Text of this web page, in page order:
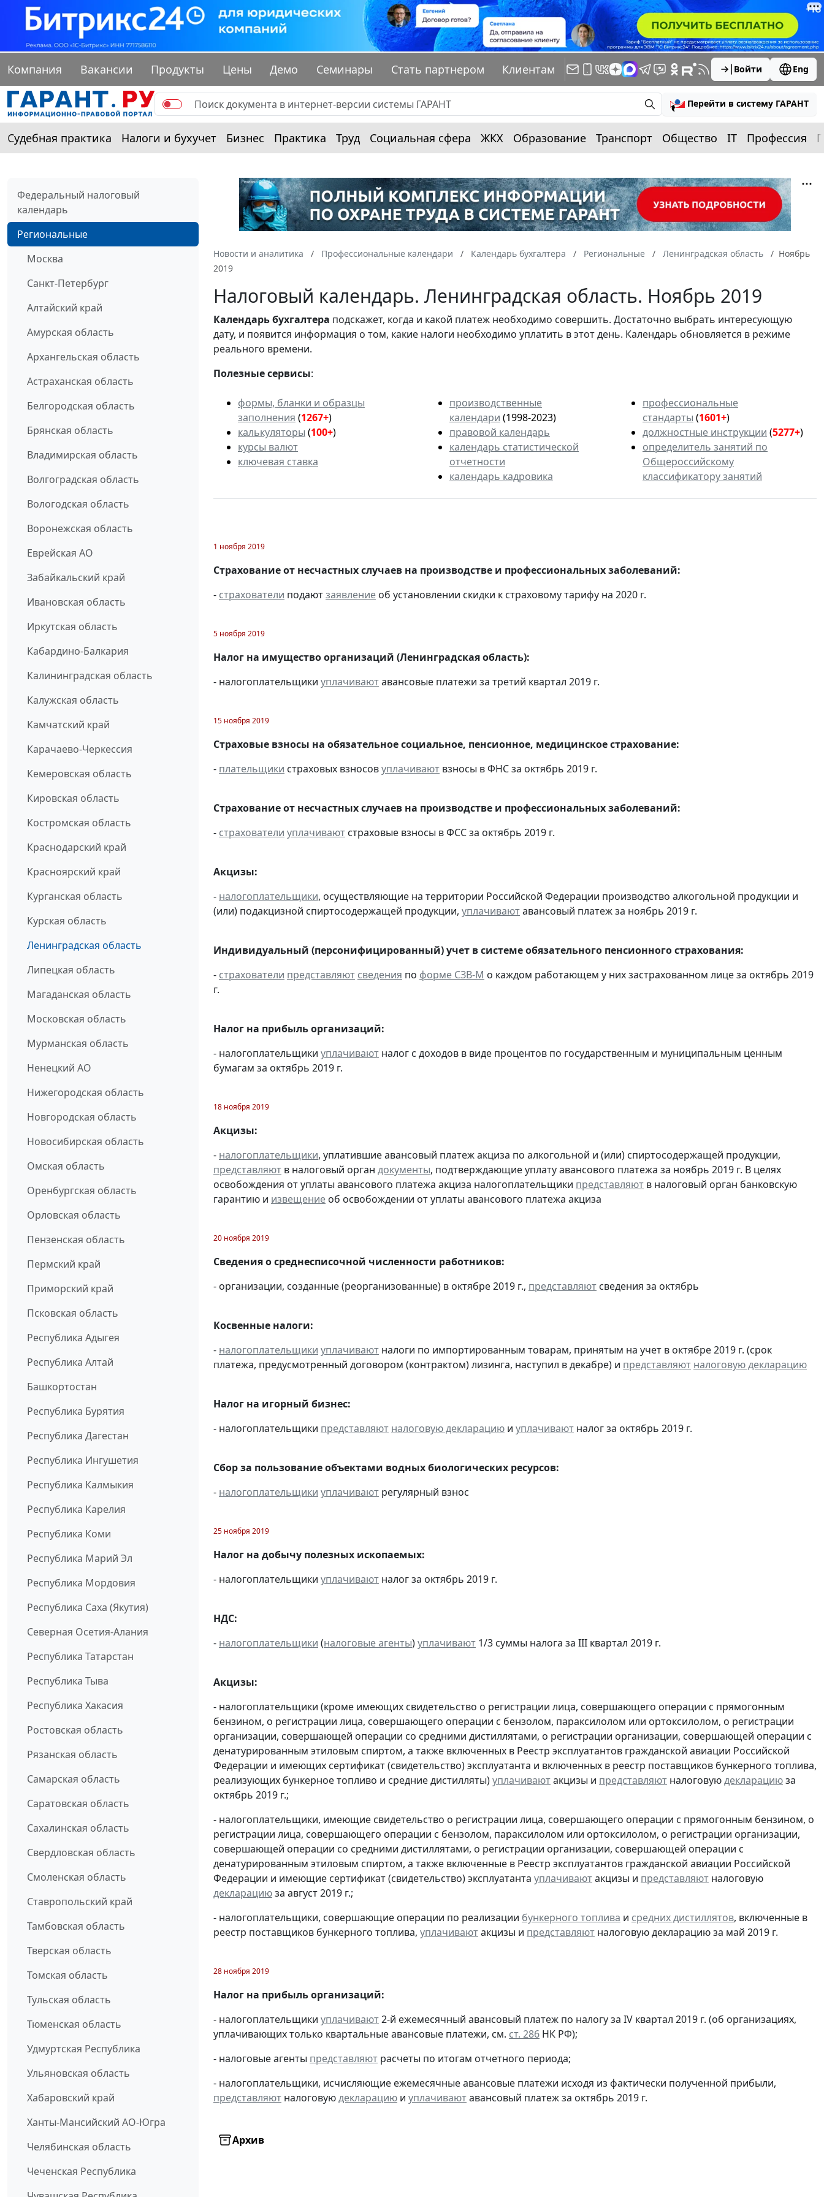
Компания Вакансии Продукты Цены Демо Семинары Стать партнером Клиентам Войти Eng
Перейти в систему ГАРАНТ
Судебная практика Налоги и бухучет Бизнес Практика Труд Социальная сфера ЖКХ Образование Транспорт Общество IT Профессия
Федеральный налоговый
календарь
Региональные
Москва
Санкт-Петербург
Алтайский край
Амурская область
Архангельская область
Астраханская область
Белгородская область
Брянская область
Владимирская область
Волгоградская область
Вологодская область
Воронежская область
Еврейская АО
Забайкальский край
Ивановская область
Иркутская область
Кабардино-Балкария
Калининградская область
Калужская область
Камчатский край
Карачаево-Черкессия
Кемеровская область
Кировская область
Костромская область
Краснодарский край
Красноярский край
Курганская область
Курская область
Ленинградская область
Липецкая область
Магаданская область
Московская область
Мурманская область
Ненецкий АО
Нижегородская область
Новгородская область
Новосибирская область
Омская область
Оренбургская область
Орловская область
Пензенская область
Пермский край
Приморский край
Псковская область
Республика Адыгея
Республика Алтай
Башкортостан
Республика Бурятия
Республика Дагестан
Республика Ингушетия
Республика Калмыкия
Республика Карелия
Республика Коми
Республика Марий Эл
Республика Мордовия
Республика Саха (Якутия)
Северная Осетия-Алания
Республика Татарстан
Республика Тыва
Республика Хакасия
Ростовская область
Рязанская область
Самарская область
Саратовская область
Сахалинская область
Свердловская область
Смоленская область
Ставропольский край
Тамбовская область
Тверская область
Томская область
Тульская область
Тюменская область
Удмуртская Республика
Ульяновская область
Хабаровский край
Ханты-Мансийский АО-Югра
Челябинская область
Чеченская Республика
Новости и аналитика Профессиональные календари Календарь бухгалтера Региональные Ленинградская область
Ноябрь
2019
Налоговый календарь. Ленинградская область. Ноябрь 2019
Календарьбухгалтера подскажет, когда и какой платеж необходимо совершить. Достаточно выбрать интересующую
дату, и появится информация о том, какие налоги необходимо уплатить в этот день. Календарь обновляется в режиме
реального времени.
Полезные сервисы:
формы, бланки и образцы
заполнения (1267+)
калькуляторы (100+)
курсы валют
ключевая ставка
производственные
календари (1998-2023)
правовой календарь
календарь статистической
отчетности
календарь кадровика
профессиональные
стандарты (1601+)
должностные инструкции (5277+)
определитель занятий по
Общероссийскому
классификатору занятий
1 ноября 2019
Страхование от несчастных случаев на производстве и профессиональных заболеваний:
- страхователи подаютзаявление об установлении скидки к страховому тарифу на 2020 г.
5 ноября 2019
Налог на имущество организаций (Ленинградская область):
- налогоплательщики уплачиваютавансовые платежи за третий квартал 2019 г.
15 ноября 2019
Страховые взносы на обязательное социальное, пенсионное, медицинское страхование:
- плательщики страховых взносовуплачивают взносы в ФНС за октябрь 2019 г.
Страхование от несчастных случаев на производстве и профессиональных заболеваний:
- страхователи уплачивают страховые взносы в ФСС за октябрь 2019 г.
Акцизы:
- налогоплательщики, осуществляющие на территории Российской Федерации производство алкогольной продукции и
(или) подакцизной спиртосодержащей продукции, уплачиваютавансовый платеж за ноябрь 2019 г.
Индивидуальный (персонифицированный) учет в системе обязательного пенсионного страхования:
- страхователи представляют сведения по форме СЗВ-М о каждом работающем у них застрахованном лице за октябрь 2019
г.
Налог на прибыль организаций:
- налогоплательщики уплачивают налог с доходов в виде процентов по государственным и муниципальным ценным
бумагам за октябрь 2019 г.
18 ноября 2019
Акцизы:
- налогоплательщики, уплатившие авансовый платеж акциза по алкогольной и (или) спиртосодержащей продукции,
представляют в налоговый орган документы, подтверждающие уплату авансового платежа за ноябрь 2019 г. В целях
освобождения от уплаты авансового платежа акциза налогоплательщики представляют в налоговый орган банковскую
гарантию и извещение об освобождении от уплаты авансового платежа акциза
20 ноября 2019
Сведения о среднесписочной численности работников:
- организации, созданные (реорганизованные) в октябре 2019 г., представляют сведения за октябрь
Косвенные налоги:
- налогоплательщики уплачивают налоги по импортированным товарам, принятым на учет в октябре 2019 г. (срок
платежа, предусмотренный договором (контрактом) лизинга, наступил в декабре) и представляют налоговую декларацию
Налог на игорный бизнес:
- налогоплательщики представляют налоговую декларацию и уплачивают налог за октябрь 2019 г.
Сбор за пользование объектами водных биологических ресурсов:
- налогоплательщики уплачивают регулярный взнос
25 ноября 2019
Налог на добычу полезных ископаемых:
- налогоплательщики уплачивают налог за октябрь 2019 г.
НДС:
- налогоплательщики (налоговые агенты)уплачивают 1/3 суммы налога за III квартал 2019 г.
Акцизы:
- налогоплательщики (кроме имеющих свидетельство о регистрации лица, совершающего операции с прямогонным
бензином, о регистрации лица, совершающего операции с бензолом, параксилолом или ортоксилолом, о регистрации
организации, совершающей операции со средними дистиллятами, о регистрации организации, совершающей операции с
денатурированным этиловым спиртом, а также включенных в Реестр эксплуатантов гражданской авиации Российской
Федерации и имеющих сертификат (свидетельство) эксплуатанта и включенных в реестр поставщиков бункерного топлива,
реализующих бункерное топливо и средние дистилляты)уплачиваютакцизы и представляют налоговуюдекларациюза
октябрь 2019 г.;
- налогоплательщики, имеющие свидетельство о регистрации лица, совершающего операции с прямогонным бензином, о
регистрации лица, совершающего операции с бензолом, параксилолом или ортоксилолом, о регистрации организации,
совершающей операции со средними дистиллятами, о регистрации организации, совершающей операции с
денатурированным этиловым спиртом, а также включенные в Реестр эксплуатантов гражданской авиации Российской
Федерации и имеющие сертификат (свидетельство) эксплуатанта уплачиваютакцизы и представляют налоговую
декларациюза август 2019 г.;
- налогоплательщики, совершающие операции по реализации бункерного топлива и средних дистиллятов, включенные в
реестр поставщиков бункерного топлива, уплачиваютакцизы и представляют налоговую декларацию за май 2019 г.
28 ноября 2019
Налог на прибыль организаций:
- налогоплательщики уплачивают2-й ежемесячный авансовый платеж по налогу за IV квартал 2019 г. (об организациях,
уплачивающих только квартальные авансовые платежи, см. ст. 286 НК РФ);
- налоговые агенты представляют расчеты по итогам отчетного периода;
- налогоплательщики, исчисляющие ежемесячные авансовые платежи исходя из фактически полученной прибыли,
представляют налоговуюдекларацию и уплачиваютавансовый платеж за октябрь 2019 г.
Архив